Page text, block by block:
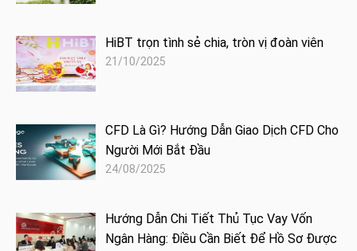
HiBT trọn tình sẻ chia, tròn vị đoàn viên
21/10/2025
CFD Là Gì? Hướng Dẫn Giao Dịch CFD Cho
Người Mới Bắt Đầu
24/08/2025
Hướng Dẫn Chi Tiết Thủ Tục Vay Vốn
Ngân Hàng: Điều Cần Biết Để Hồ Sơ Được